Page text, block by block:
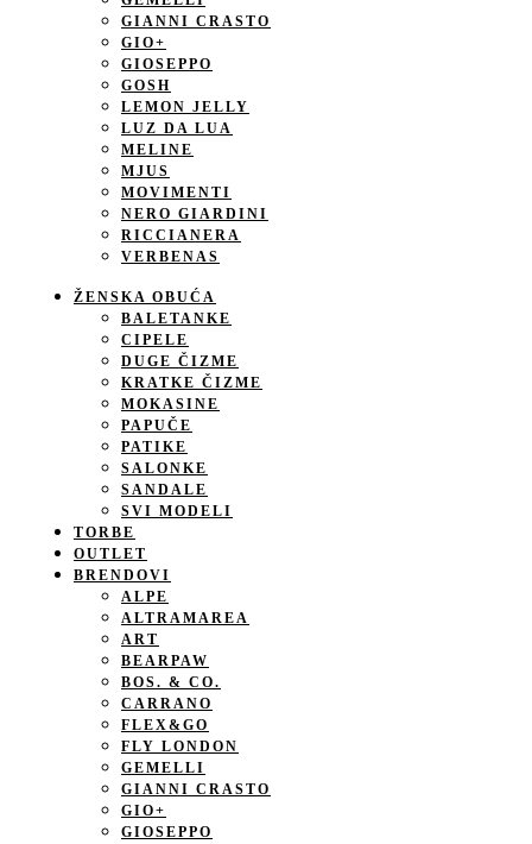
GIANNI CRASTO
GIO+
GIOSEPPO
GOSH
LEMON JELLY
LUZ DA LUA
MELINE
MJUS
MOVIMENTI
NERO GIARDINI
RICCIANERA
VERBENAS
ŽENSKA OBUĆA
BALETANKE
CIPELE
DUGE ČIZME
KRATKE ČIZME
MOKASINE
PAPUČE
PATIKE
SALONKE
SANDALE
SVI MODELI
TORBE
OUTLET
BRENDOVI
ALPE
ALTRAMAREA
ART
BEARPAW
BOS. & CO.
CARRANO
FLEX&GO
FLY LONDON
GEMELLI
GIANNI CRASTO
GIO+
GIOSEPPO